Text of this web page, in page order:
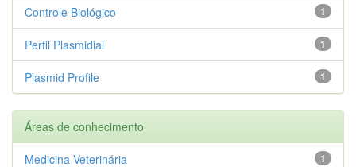
1
Controle Biológico
1
Perfil Plasmidial
1
Plasmid Profile
Áreas de conhecimento
1
Medicina Veterinária